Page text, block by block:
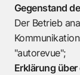
Gegenstand
Der Betrieb
"autorevue";
Erklärung